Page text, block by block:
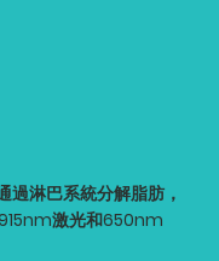
過淋巴系統分解脂肪，
激光和650nm